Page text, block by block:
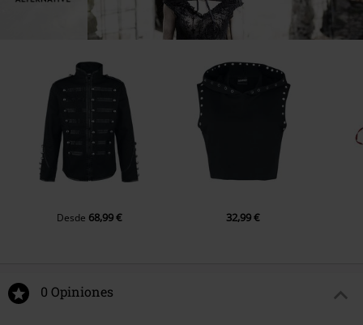
Desde 68,99 € 32,99 €
0 Opiniones